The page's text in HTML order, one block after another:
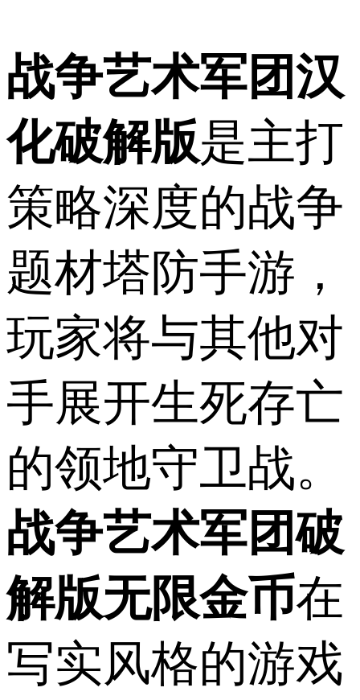
战争艺术军团汉
化破解版是主打
策略深度的战争
题材塔防手游，
玩家将与其他对
手展开生死存亡
的领地守卫战。
战争艺术军团破
解版无限金币在
写实风格的游戏